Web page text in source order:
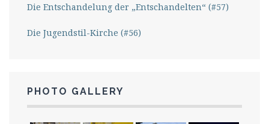
Die Entschandelung der „Entschandelten“ (#57)
Die Jugendstil-Kirche (#56)
PHOTO GALLERY